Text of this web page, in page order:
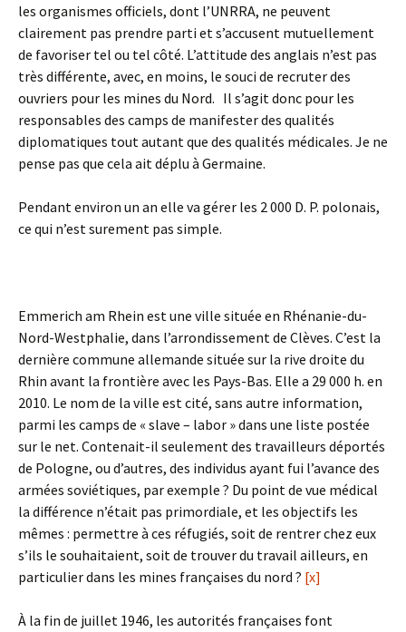
les organismes officiels, dont l’UNRRA, ne peuvent
clairement pas prendre parti et s’accusent mutuellement
de favoriser tel ou tel côté. L’attitude des anglais n’est pas
très différente, avec, en moins, le souci de recruter des
ouvriers pour les mines du Nord. Il s’agit donc pour les
responsables des camps de manifester des qualités
diplomatiques tout autant que des qualités médicales. Je ne
pense pas que cela ait déplu à Germaine.
Pendant environ un an elle va gérer les 2 000 D. P. polonais,
ce qui n’est surement pas simple.
Emmerich am Rhein est une ville située en Rhénanie-du-
Nord-Westphalie, dans l’arrondissement de Clèves. C’est la
dernière commune allemande située sur la rive droite du
Rhin avant la frontière avec les Pays-Bas. Elle a 29 000 h. en
2010. Le nom de la ville est cité, sans autre information,
parmi les camps de « slave – labor » dans une liste postée
sur le net. Contenait-il seulement des travailleurs déportés
de Pologne, ou d’autres, des individus ayant fui l’avance des
armées soviétiques, par exemple ? Du point de vue médical
la différence n’était pas primordiale, et les objectifs les
mêmes : permettre à ces réfugiés, soit de rentrer chez eux
s’ils le souhaitaient, soit de trouver du travail ailleurs, en
particulier dans les mines françaises du nord ? [x]
À la fin de juillet 1946, les autorités françaises font